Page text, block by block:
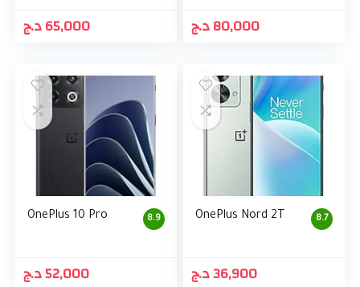
65,000د.ج 80,000د.ج
8.9
OnePlus 10 Pro
52,000د.ج
8.7
OnePlus Nord 2T
36,900د.ج